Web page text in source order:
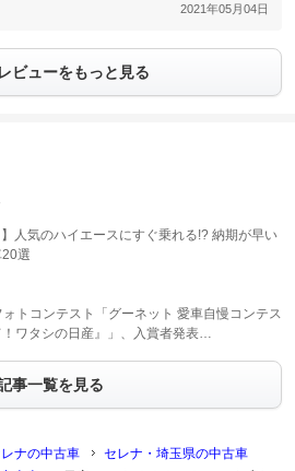
2021年05月04日
ビューをもっと見る
】人気のハイエースにすぐ乗れる!? 納期が早い
選
トコンテスト「グーネット 愛車自慢コンテス
！ワタシの日産』」、入賞者発表…
事一覧を見る
ナの中古車
セレナ・埼玉県の中古車